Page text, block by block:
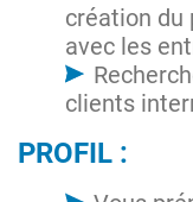
création du
avec les
clients
PROFIL :